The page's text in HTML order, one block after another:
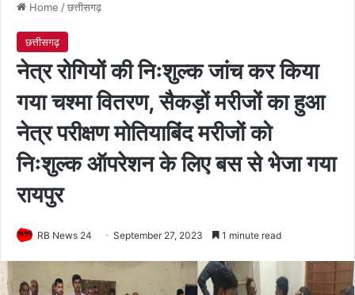
Home /छत्तीसगढ़
छत्तीसगढ़
नेत्र रोगियों की निःशुल्क जांच कर किया
गया चश्मा वितरण, सैकड़ों मरीजों का हुआ
नेत्र परीक्षण मोतियाबिंद मरीजों को
निःशुल्क ऑपरेशन के लिए बस से भेजा गया
रायपुर
RB News 24 September 27, 2023 1 minute read